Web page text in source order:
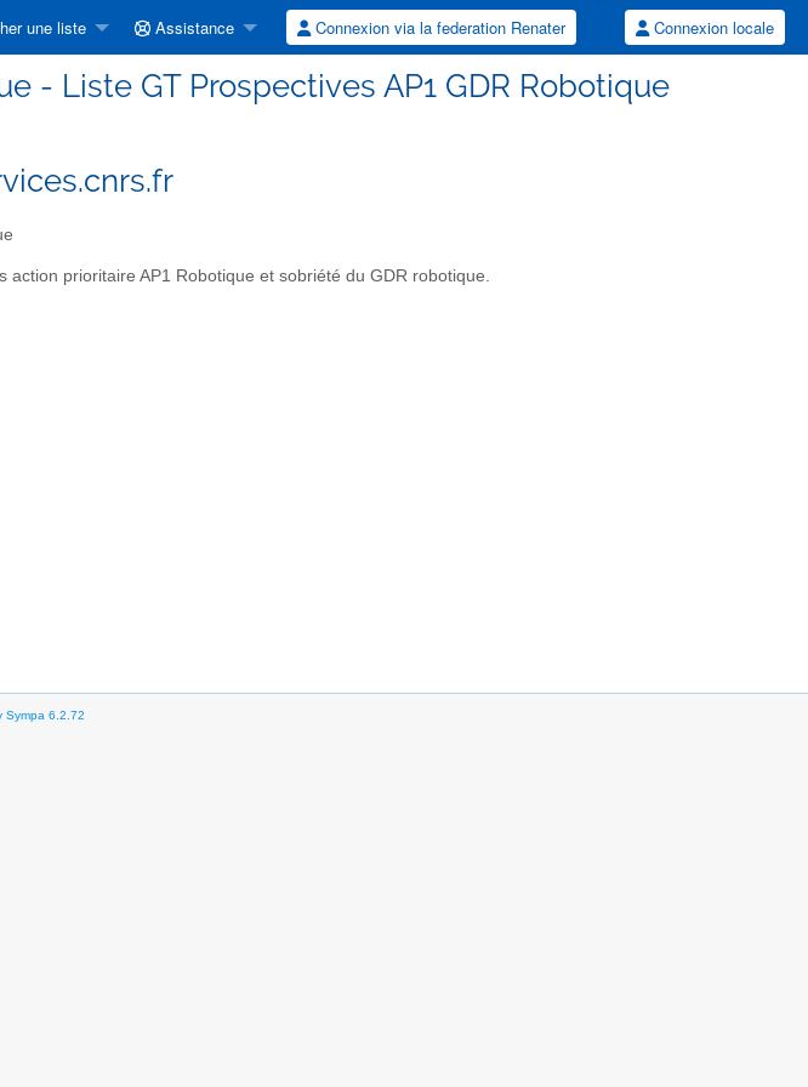
une liste Assistance Connexion via la federation Renater Connexion locale
- Liste GT Prospectives AP1 GDR Robotique
action prioritaire AP1 Robotique et sobriété du GDR robotique.
Sympa 6.2.72